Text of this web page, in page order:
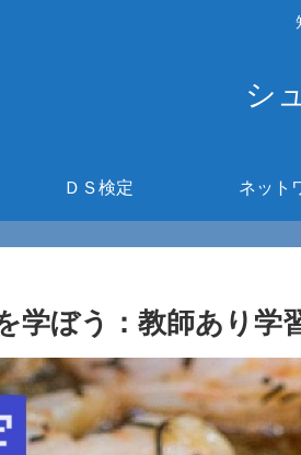
シ
ＤＳ検定 ネット
学ぼう：教師あり学